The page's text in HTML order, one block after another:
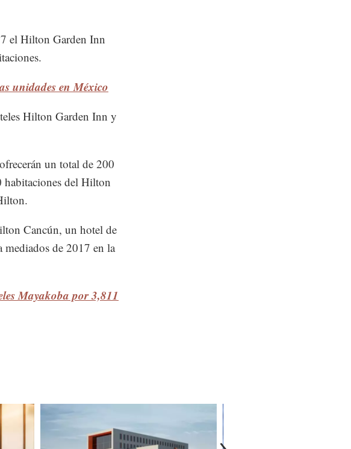
el Hilton Garden Inn
unidades en México
Hilton Garden Inn y
un total de 200
habitaciones del Hilton
Cancún, un hotel de
mediados de 2017 en la
Mayakoba por 3,811